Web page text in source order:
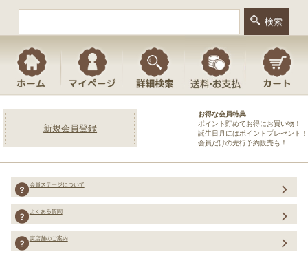
新規会員登録
お得な会員特典
ポイント貯めてお得にお買い物！
誕生日月にはポイントプレゼント！
会員だけの先行予約販売も！
会員ステージについて
よくある質問
実店舗のご案内